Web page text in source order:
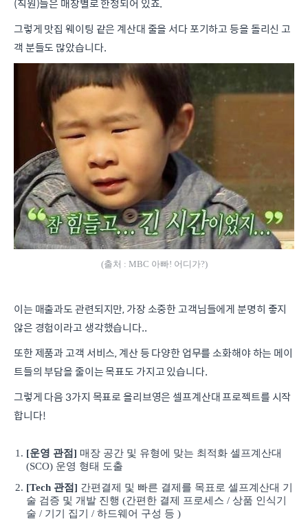
그렇게 맛집 웨이팅 같은 계산대 줄을 서다 포기하고 등을 돌리신 고
객 분들도 많았습니다.
(출처 : MBC 아빠! 어디가?)
이는 매출과도 관련되지만, 가장 소중한 고객님들에게 분명히 좋지
않은 경험이라고 생각했습니다..
또한 제품과 고객 서비스, 계산 등 다양한 업무를 소화해야 하는 메이
트들의 부담을 줄이는 목표도 가지고 있습니다.
그렇게 다음 3가지 목표로 올리브영은 셀프계산대 프로젝트를 시작
합니다!
[운영 관점] 매장 공간 및 유형에 맞는 최적화 셀프계산대
(SCO) 운영 형태 도출
[Tech 관점] 간편결제 및 빠른 결제를 목표로 셀프계산대 기
술 검증 및 개발 진행 (간편한 결제 프로세스 / 상품 인식기
술 / 기기 집기 / 하드웨어 구성 등 )